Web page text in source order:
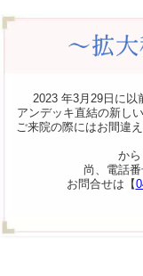
2023 年3月29日に以
アンデッキ直結の新し
ご来院の際にはお間違
から
尚、電話
お問合せは【